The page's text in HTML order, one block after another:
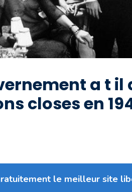
a t il
closes en
le meilleur site